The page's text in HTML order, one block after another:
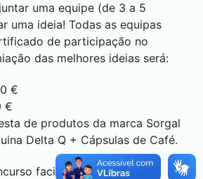
uma equipe (de 3 a 5
uma ideia! Todas as equipas
de participação no
das melhores ideias será:
€
€
de produtos da marca Sorgal
Delta Q + Cápsulas de Café.
facilitará 2 vagas de